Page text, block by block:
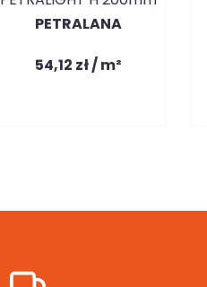
PETRALANA
54,12 zł / m²